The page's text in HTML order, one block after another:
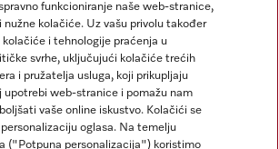
funkcioniranje naše web-stranice,
kolačiće. Uz vašu privolu također
kolačiće i tehnologije praćenja u
svrhe, uključujući kolačiće trećih
i pružatelja usluga, koji prikupljaju
upotrebi web-stranice i pomažu nam
vaše online iskustvo. Kolačići se
oglasa. Na temelju
("Potpuna personalizacija") koristimo